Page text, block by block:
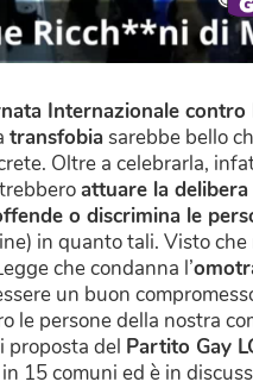
Internazionale contro
transfobiasarebbe bello
Oltre a celebrarla,
attuare la
o discrimina le
in quanto tali. Visto
che condanna l’
un buon
le persone della nostra
proposta del Partito Gay
15 comuni ed è in